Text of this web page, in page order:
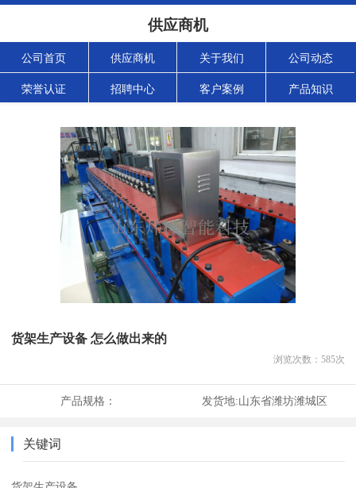
供应商机
公司首页 供应商机 关于我们 公司动态
荣誉认证 招聘中心 客户案例 产品知识
货架生产设备 怎么做出来的
浏览次数： 585次
产品规格： 发货地:山东省潍坊潍城区
关键词